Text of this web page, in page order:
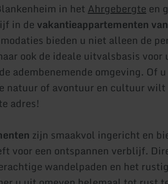
in hetAhrgebergteen
in de vakantieappartementen
bieden u niet alleen de
ook de ideale uitvalsbasis voor
adembenemende omgeving. Of u
natuur of avontuur en cultuur
adres!
zijn smaakvol ingericht en
voor een ontspannen verblijf.
wandelpaden en het